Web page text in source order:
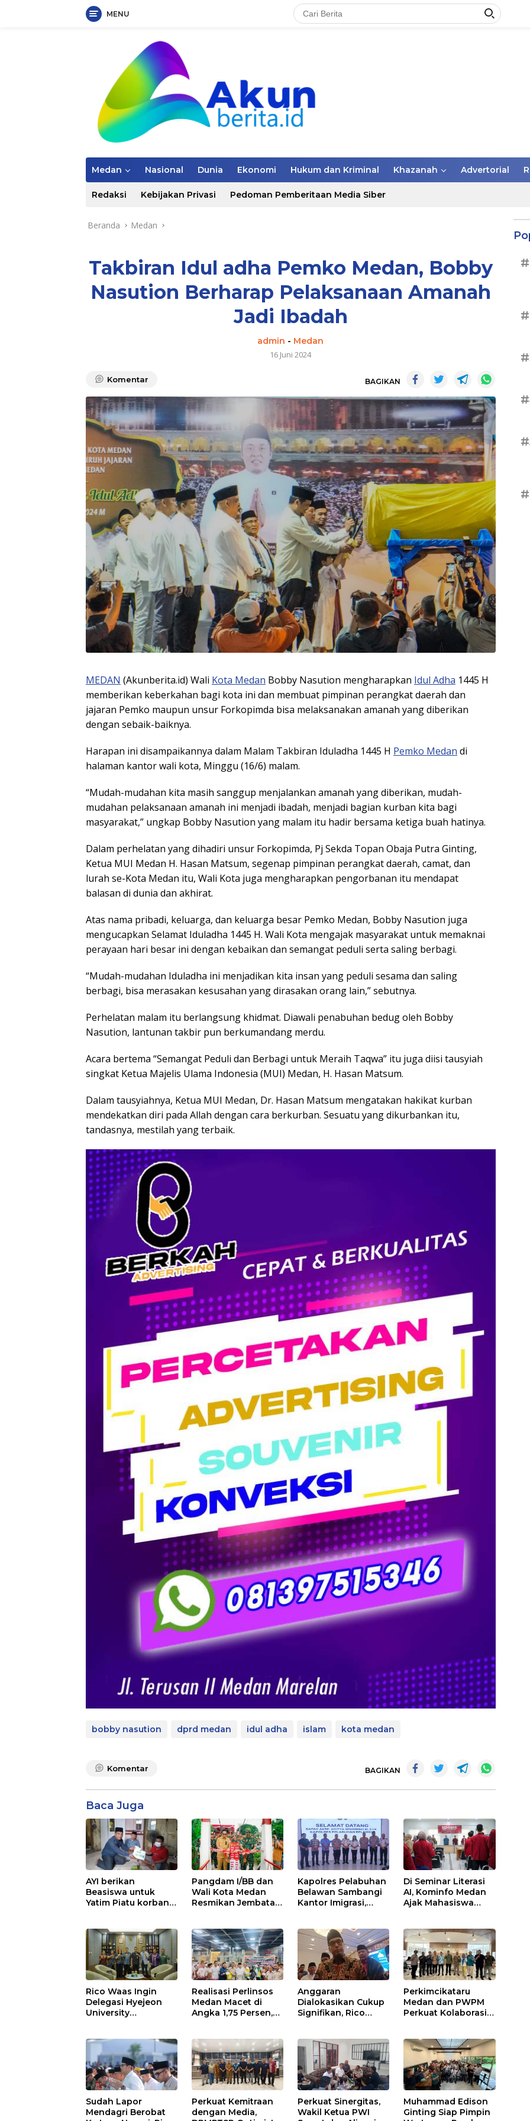
MENU
Medan Nasional Dunia Ekonomi Hukum dan Kriminal Khazanah Advertorial
Redaksi Kebijakan Privasi Pedoman Pemberitaan Media Siber
Beranda Medan
Takbiran Idul adha Pemko Medan, Bobby
Nasution Berharap Pelaksanaan Amanah
Jadi Ibadah
admin - Medan
16 Juni 2024
Komentar BAGIKAN
MEDAN (Akunberita.id) Wali Kota Medan Bobby Nasution mengharapkan Idul Adha 1445 H
memberikan keberkahan bagi kota ini dan membuat pimpinan perangkat daerah dan
jajaran Pemko maupun unsur Forkopimda bisa melaksanakan amanah yang diberikan
dengan sebaik-baiknya.
Harapan ini disampaikannya dalam Malam Takbiran Iduladha 1445 H Pemko Medan di
halaman kantor wali kota, Minggu (16/6) malam.
“Mudah-mudahan kita masih sanggup menjalankan amanah yang diberikan, mudah-
mudahan pelaksanaan amanah ini menjadi ibadah, menjadi bagian kurban kita bagi
masyarakat,” ungkap Bobby Nasution yang malam itu hadir bersama ketiga buah hatinya.
Dalam perhelatan yang dihadiri unsur Forkopimda, Pj Sekda Topan Obaja Putra Ginting,
Ketua MUI Medan H. Hasan Matsum, segenap pimpinan perangkat daerah, camat, dan
lurah se-Kota Medan itu, Wali Kota juga mengharapkan pengorbanan itu mendapat
balasan di dunia dan akhirat.
Atas nama pribadi, keluarga, dan keluarga besar Pemko Medan, Bobby Nasution juga
mengucapkan Selamat Iduladha 1445 H. Wali Kota mengajak masyarakat untuk memaknai
perayaan hari besar ini dengan kebaikan dan semangat peduli serta saling berbagi.
“Mudah-mudahan Iduladha ini menjadikan kita insan yang peduli sesama dan saling
berbagi, bisa merasakan kesusahan yang dirasakan orang lain,” sebutnya.
Perhelatan malam itu berlangsung khidmat. Diawali penabuhan bedug oleh Bobby
Nasution, lantunan takbir pun berkumandang merdu.
Acara bertema “Semangat Peduli dan Berbagi untuk Meraih Taqwa” itu juga diisi tausyiah
singkat Ketua Majelis Ulama Indonesia (MUI) Medan, H. Hasan Matsum.
Dalam tausyiahnya, Ketua MUI Medan, Dr. Hasan Matsum mengatakan hakikat kurban
mendekatkan diri pada Allah dengan cara berkurban. Sesuatu yang dikurbankan itu,
tandasnya, mestilah yang terbaik.
bobby nasution dprd medan idul adha islam kota medan
Komentar BAGIKAN
Baca Juga
AYI berikan
Beasiswa untuk
Yatim Piatu korban
Pangdam I/BB dan
Wali Kota Medan
Resmikan Jembatan
Medan Polonia-
Johor-Maimun
Kapolres Pelabuhan
Belawan Sambangi
Kantor Imigrasi,
Pelabuhan
Internasional
Di Seminar Literasi
AI, Kominfo Medan
Ajak Mahasiswa
Rico Waas Ingin
Delegasi Hyejeon
University
Internasional
Realisasi Perlinsos
Medan Macet di
Angka 1,75 Persen,
Kredibilitas Pemko
Anggaran
Dialokasikan Cukup
Signifikan, Rico
Medan: Isyaratkan
Evaluasi Kinerja
Pengurus Harian
Perkimcikataru
Medan dan PWPM
Perkuat Kolaborasi,
Sudah Lapor
Mendagri Berobat
Perkuat Kemitraan
dengan Media,
Perkuat Sinergitas,
Wakil Ketua PWI
Muhammad Edison
Ginting Siap Pimpin